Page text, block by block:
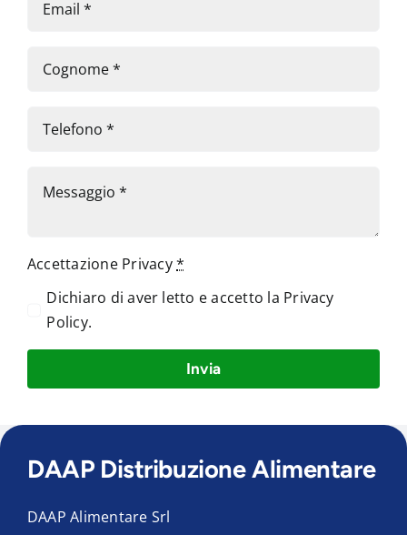
Accettazione Privacy*
Dichiaro di aver letto e accetto la Privacy
Policy.
Invia
DAAP Distribuzione Alimentare
DAAP Alimentare Srl